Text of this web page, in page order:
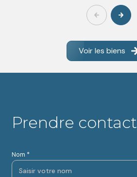
Voir les biens
Prendre contact
Nom *